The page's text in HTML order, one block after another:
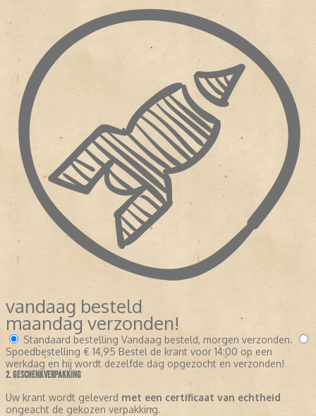
vandaag besteld
maandag verzonden!
Standaard bestelling Vandaag besteld, morgen verzonden.
Spoedbestelling € 14,95 Bestel de krant voor 14:00 op een
werkdag en hij wordt dezelfde dag opgezocht en verzonden!
2. GESCHENKVERPAKKING
Uw krant wordt geleverd met een certificaat van echtheid
ongeacht de gekozen verpakking.